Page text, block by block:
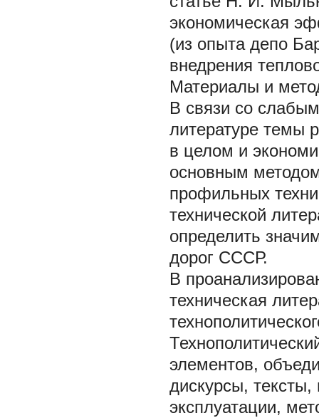
экономическая
(из опыта депо
внедрения
Материалы и
В связи со
литературе темы
в целом и
основным
профильных
технической
определить
дорог СССР.
В
техническая
элементов,
дискурсы,
эксплуатации,